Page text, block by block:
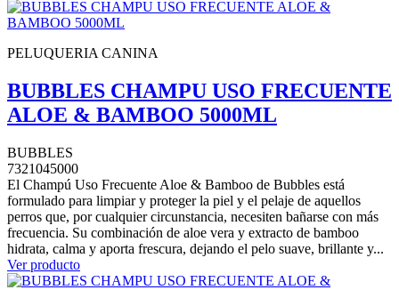
PELUQUERIA CANINA
BUBBLES CHAMPU USO FRECUENTE
ALOE & BAMBOO 5000ML
BUBBLES
7321045000
El Champú Uso Frecuente Aloe & Bamboo de Bubbles está
formulado para limpiar y proteger la piel y el pelaje de aquellos
perros que, por cualquier circunstancia, necesiten bañarse con más
frecuencia. Su combinación de aloe vera y extracto de bamboo
hidrata, calma y aporta frescura, dejando el pelo suave, brillante y...
Ver producto